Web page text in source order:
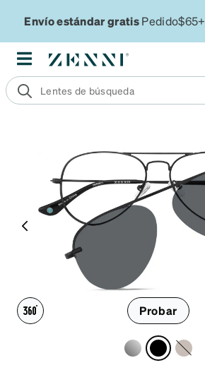
Envío estándar gratisPedido$65+
Probar